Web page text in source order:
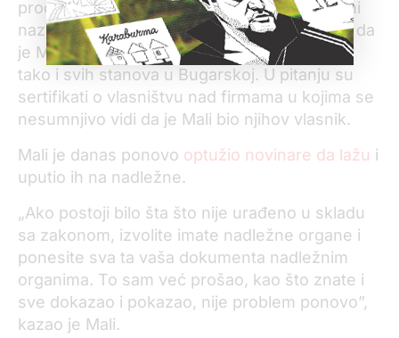
procurelih iz agencija za otvaranje ofšot firmi
nazvanih „Pandorini papiri”, pronašli dokaze da
je Mali bio vlasnik pomenutih ofšor firmi, pa
tako i svih stanova u Bugarskoj. U pitanju su
sertifikati o vlasništvu nad firmama u kojima se
nesumnjivo vidi da je Mali bio njihov vlasnik.
Mali je danas ponovo optužio novinare da lažu i
uputio ih na nadležne.
„Ako postoji bilo šta što nije urađeno u skladu
sa zakonom, izvolite imate nadležne organe i
ponesite sva ta vaša dokumenta nadležnim
organima. To sam već prošao, kao što znate i
sve dokazao i pokazao, nije problem ponovo”,
kazao je Mali.